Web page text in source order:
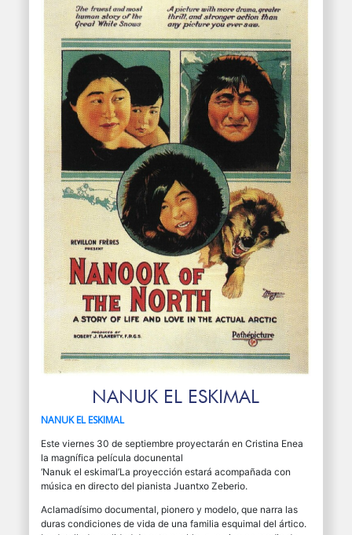
NANUK EL ESKIMAL
NANUK EL ESKIMAL
Este viernes 30 de septiembre proyectarán en Cristina Enea
la magnífica película docunental
‘Nanuk el eskimal’La proyección estará acompañada con
música en directo del pianista Juantxo Zeberio.
Aclamadísimo documental, pionero y modelo, que narra las
duras condiciones de vida de una familia esquimal del ártico.